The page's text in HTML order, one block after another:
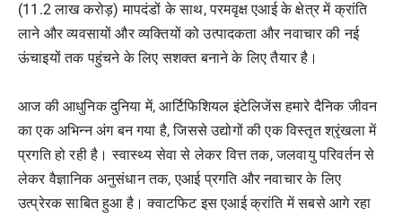
(11.2 लाख करोड़) मापदंडों के साथ, परमवृक्ष एआई के क्षेत्र में क्रांति
लाने और व्यवसायों और व्यक्तियों को उत्पादकता और नवाचार की नई
ऊंचाइयों तक पहुंचने के लिए सशक्त बनाने के लिए तैयार है।
आज की आधुनिक दुनिया में, आर्टिफिशियल इंटेलिजेंस हमारे दैनिक जीवन
का एक अभिन्न अंग बन गया है, जिससे उद्योगों की एक विस्तृत श्रृंखला में
प्रगति हो रही है। स्वास्थ्य सेवा से लेकर वित्त तक, जलवायु परिवर्तन से
लेकर वैज्ञानिक अनुसंधान तक, एआई प्रगति और नवाचार के लिए
उत्प्रेरक साबित हुआ है। क्वाटफिट इस एआई क्रांति में सबसे आगे रहा